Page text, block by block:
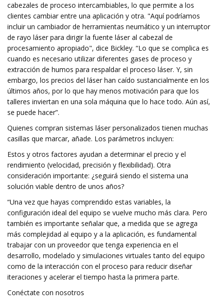
cabezales de proceso intercambiables, lo que permite a los
clientes cambiar entre una aplicación y otra. "Aquí podríamos
incluir un cambiador de herramientas neumático y un interruptor
de rayo láser para dirigir la fuente láser al cabezal de
procesamiento apropiado", dice Bickley. “Lo que se complica es
cuando es necesario utilizar diferentes gases de proceso y
extracción de humos para respaldar el proceso láser. Y, sin
embargo, los precios del láser han caído sustancialmente en los
últimos años, por lo que hay menos motivación para que los
talleres inviertan en una sola máquina que lo hace todo. Aún así,
se puede hacer”.
Quienes compran sistemas láser personalizados tienen muchas
casillas que marcar, añade. Los parámetros incluyen:
Estos y otros factores ayudan a determinar el precio y el
rendimiento (velocidad, precisión y flexibilidad). Otra
consideración importante: ¿seguirá siendo el sistema una
solución viable dentro de unos años?
“Una vez que hayas comprendido estas variables, la
configuración ideal del equipo se vuelve mucho más clara. Pero
también es importante señalar que, a medida que se agrega
más complejidad al equipo y a la aplicación, es fundamental
trabajar con un proveedor que tenga experiencia en el
desarrollo, modelado y simulaciones virtuales tanto del equipo
como de la interacción con el proceso para reducir diseñar
iteraciones y acelerar el tiempo hasta la primera parte.
Conéctate con nosotros